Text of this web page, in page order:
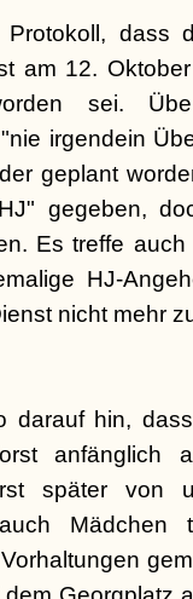
dass
am 12.
sei.
irgendein
geplant
gegeben,
Es treffe
HJ-
nicht mehr
darauf hin,
anfänglich
später von
auch